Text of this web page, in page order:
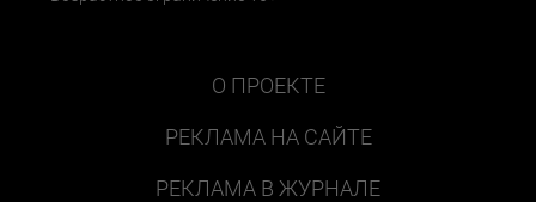
О ПРОЕКТЕ
РЕКЛАМА НА САЙТЕ
РЕКЛАМА В ЖУРНАЛЕ